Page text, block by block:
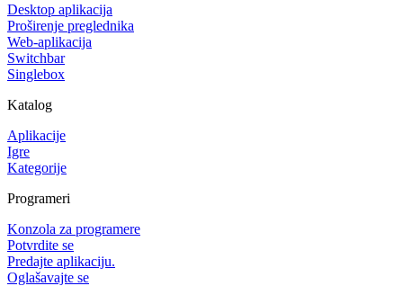
Desktop aplikacija
Proširenje preglednika
Web-aplikacija
Switchbar
Singlebox
Katalog
Aplikacije
Igre
Kategorije
Programeri
Konzola za programere
Potvrdite se
Predajte aplikaciju.
Oglašavajte se